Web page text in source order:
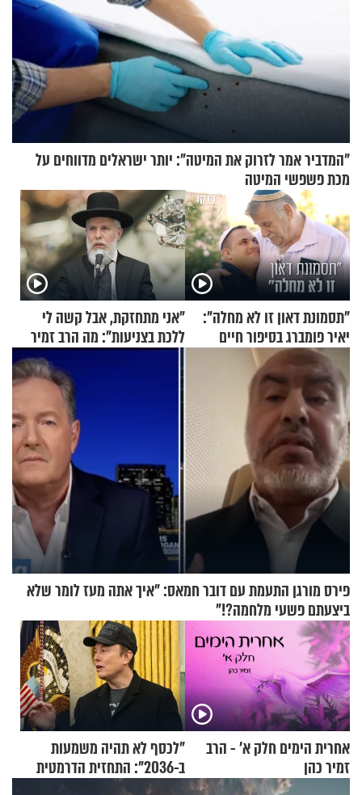
"המדביר אמר לזרוק את המיטה": יותר ישראלים מדווחים על
מכת פשפשי המיטה
"תסמונת דאון זו לא מחלה":
יאיר פומברג בסיפור חיים
מעורר השראה
"אני מתחזקת, אבל קשה לי
ללכת בצניעות": מה הרב זמיר
כהן המליץ לה לעשות?
פירס מורגן התעמת עם דובר חמאס: "איך אתה מעז לומר שלא
ביצעתם פשעי מלחמה?!"
אחרית הימים חלק א’ - הרב
זמיר כהן
"לכסף לא תהיה משמעות
ב-2036": התחזית הדרמטית
של אילון מאסק על עתיד